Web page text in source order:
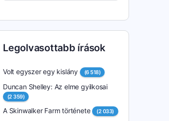
Legolvasottabb írások
Volt egyszer egy kislány (6 518)
Duncan Shelley: Az elme gyilkosai
(2 359)
A Skinwalker Farm története (2 033)